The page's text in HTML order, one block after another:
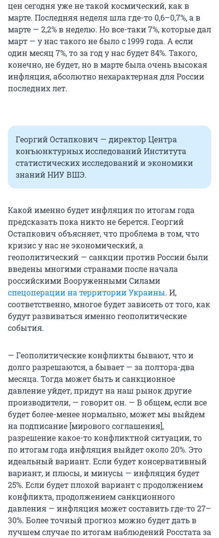
цен сегодня уже не такой космический, как в
марте. Последняя неделя шла где-то 0,6–0,7%, а в
марте — 2,2% в неделю. Но все-таки 7%, которые дал
март — у нас такого не было с 1999 года. А если
один месяц 7%, то за год у нас будет 84%. Такого,
конечно, не будет, но в марте была очень высокая
инфляция, абсолютно нехарактерная для России
последних лет.
Георгий Остапкович — директор Центра
конъюнктурных исследований Института
статистических исследований и экономики
знаний НИУ ВШЭ.
Какой именно будет инфляция по итогам года
предсказать пока никто не берется. Георгий
Остапкович объясняет, что проблема в том, что
кризис у нас не экономический, а
геополитический — санкции против России были
введены многими странами после начала
российскими Вооруженными Силами
спецоперации на территории Украины. И,
соответственно, многое будет зависеть от того, как
будут развиваться именно геополитические
события.
— Геополитические конфликты бывают, что и
долго разрешаются, а бывает — за полтора-два
месяца. Тогда может быть и санкционное
давление уйдет, придут на наш рынок другие
производители, — говорит он. — В общем, если все
будет более-менее нормально, может мы выйдем
на подписание [мирового соглашения],
разрешение какое-то конфликтной ситуации, то
по итогам года инфляция выйдет около 20%. Это
идеальный вариант. Если будет консервативный
вариант, и плюсы, и минусы — инфляция будет
25%. Если будет плохой вариант с продолжением
конфликта, продолжением санкционного
давления — инфляция может составить где-то 27–
30%. Более точный прогноз можно будет дать в
лучшем случае по итогам наблюдений Росстата за